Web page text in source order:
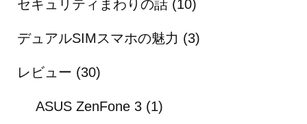
セキュリティまわりの話 (10)
デュアルSIMスマホの魅力 (3)
レビュー (30)
ASUS ZenFone 3 (1)